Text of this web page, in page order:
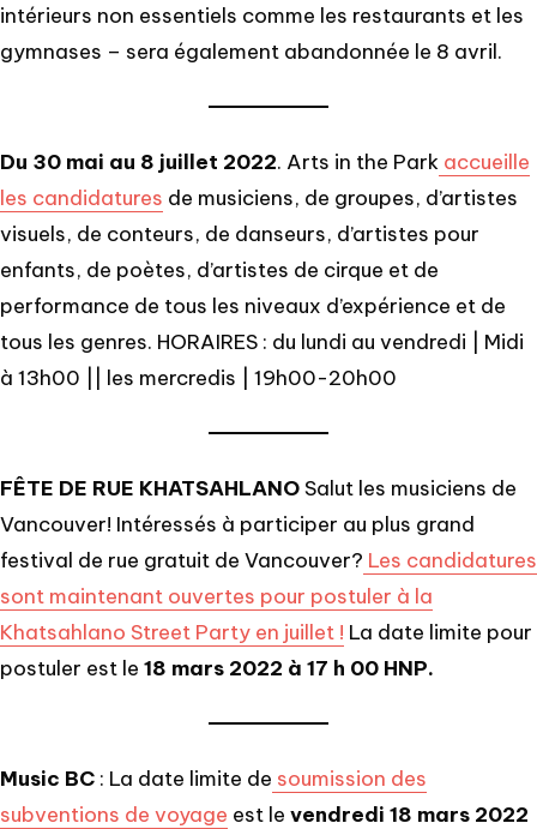
intérieurs non essentiels comme les restaurants et les
gymnases – sera également abandonnée le 8 avril.
Du 30 mai au 8 juillet 2022. Arts in the Park accueille
les candidatures de musiciens, de groupes, d’artistes
visuels, de conteurs, de danseurs, d’artistes pour
enfants, de poètes, d’artistes de cirque et de
performance de tous les niveaux d’expérience et de
tous les genres. HORAIRES : du lundi au vendredi | Midi
à 13h00 || les mercredis | 19h00-20h00
FÊTE DE RUE KHATSAHLANOSalut les musiciens de
Vancouver! Intéressés à participer au plus grand
festival de rue gratuit de Vancouver? Les candidatures
sont maintenant ouvertes pour postuler à la
Khatsahlano Street Party en juillet ! La date limite pour
postuler est le 18 mars 2022 à 17 h 00 HNP.
Music BC : La date limite de soumission des
subventions de voyage est le vendredi 18 mars 2022